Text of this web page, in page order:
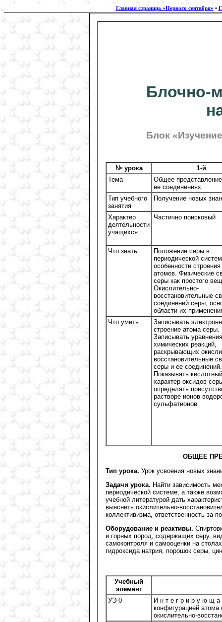
Главная страница «Первого сентября» •
Блочно-
Блок
№ урока
1-й
Тема
Общее
ее соединениях
Тип учебного
занятия
Получение новых
Характер
деятельности
учащихся
Частично поисковый
Что знать
Положение серы в
периодической
особенности
атомов. Физические
серы как простого
Окислительно-
восстановительные
соединений серы,
области их
Что уметь
Записывать
строение атома серы.
Записывать уравнения
химических реакций,
раскрывающих
восстановительные
серы и ее соединений.
Показывать кислотный
характер оксидов
определять
растворе ионов
сульфатионов
ОБЩЕЕ
Тип урока. Урок усвоения новых
Задачи урока. Найти зависимость
периодической системе, а также
учебной литературой дать
выяснить окислительно-
коллективизма, ответственность за
Оборудование и реактивы.
и горных пород, содержащих серу,
самоконтроля и самооценки на
гидроксида натрия, порошок серы,
Учебный
элемент
УЭ-0
И н т е г р и р у ю щ а
конфигурацией
окислительно-